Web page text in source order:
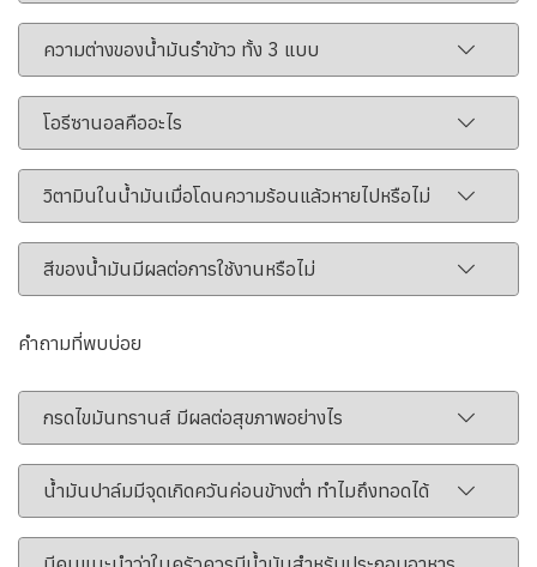
ความต่างของน้ำมันรำข้าว ทั้ง 3 แบบ
โอรีซานอลคืออะไร
วิตามินในน้ำมันเมื่อโดนความร้อนแล้วหายไปหรือไม่
สีของน้ำมันมีผลต่อการใช้งานหรือไม่
คำถามที่พบบ่อย
กรดไขมันทรานส์ มีผลต่อสุขภาพอย่างไร
น้ำมันปาล์มมีจุดเกิดควันค่อนข้างต่ำ ทำไมถึงทอดได้